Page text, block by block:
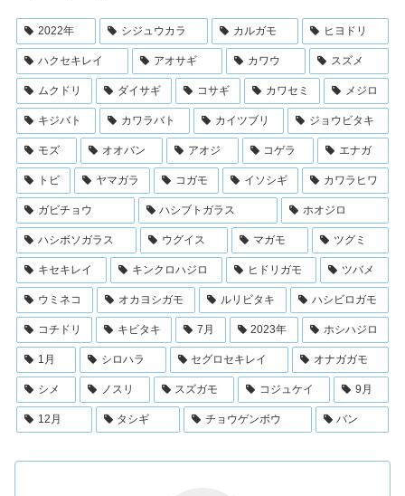
2022年 シジュウカラ カルガモ ヒヨドリ
ハクセキレイ アオサギ カワウ スズメ
ムクドリ ダイサギ コサギ カワセミ メジロ
キジバト カワラバト カイツブリ ジョウビタキ
モズ オオバン アオジ コゲラ エナガ
トビ ヤマガラ コガモ イソシギ カワラヒワ
ガビチョウ ハシブトガラス ホオジロ
ハシボソガラス ウグイス マガモ ツグミ
キセキレイ キンクロハジロ ヒドリガモ ツバメ
ウミネコ オカヨシガモ ルリビタキ ハシビロガモ
コチドリ キビタキ 7月 2023年 ホシハジロ
1月 シロハラ セグロセキレイ オナガガモ
シメ ノスリ スズガモ コジュケイ 9月
12月 タシギ チョウゲンボウ バン